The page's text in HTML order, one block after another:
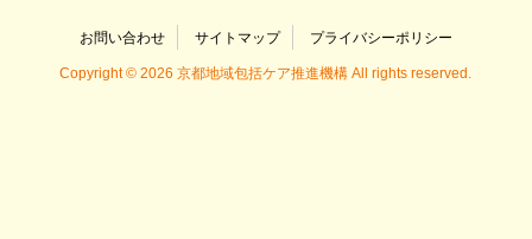
お問い合わせ サイトマップ プライバシーポリシー
Copyright © 2026 京都地域包括ケア推進機構 All rights reserved.